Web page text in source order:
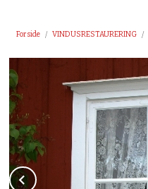
Forside VINDUSRESTAURERING
Prev